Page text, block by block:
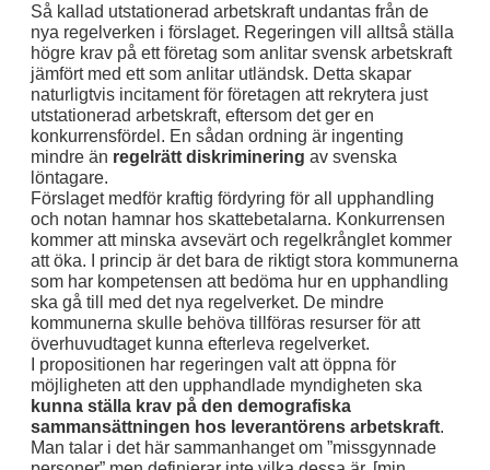
Så kallad utstationerad arbetskraft undantas från de
nya regelverken i förslaget. Regeringen vill alltså ställa
högre krav på ett företag som anlitar svensk arbetskraft
jämfört med ett som anlitar utländsk. Detta skapar
naturligtvis incitament för företagen att rekrytera just
utstationerad arbetskraft, eftersom det ger en
konkurrensfördel. En sådan ordning är ingenting
mindre än regelrätt diskriminering av svenska
löntagare.
Förslaget medför kraftig fördyring för all upphandling
och notan hamnar hos skattebetalarna. Konkurrensen
kommer att minska avsevärt och regelkrånglet kommer
att öka. I princip är det bara de riktigt stora kommunerna
som har kompetensen att bedöma hur en upphandling
ska gå till med det nya regelverket. De mindre
kommunerna skulle behöva tillföras resurser för att
överhuvudtaget kunna efterleva regelverket.
I propositionen har regeringen valt att öppna för
möjligheten att den upphandlade myndigheten ska
kunna ställa krav på den demografiska
sammansättningen hos leverantörens arbetskraft.
Man talar i det här sammanhanget om ”missgynnade